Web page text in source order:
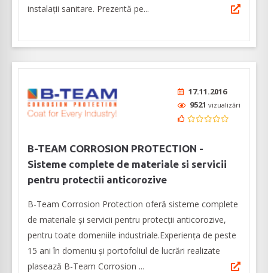
instalații sanitare. Prezentă pe...
17.11.2016
9521 vizualizări
B-TEAM CORROSION PROTECTION -
Sisteme complete de materiale si servicii
pentru protectii anticorozive
B-Team Corrosion Protection oferă sisteme complete
de materiale și servicii pentru protecții anticorozive,
pentru toate domeniile industriale.Experiența de peste
15 ani în domeniu și portofoliul de lucrări realizate
plasează B-Team Corrosion ...